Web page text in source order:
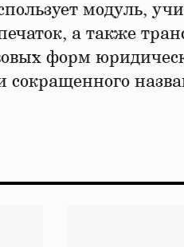
модуль,
а также
форм
сокращенного